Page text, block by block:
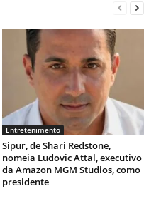
Entretenimento
Sipur, de Shari Redstone,
nomeia Ludovic Attal, executivo
da Amazon MGM Studios, como
presidente